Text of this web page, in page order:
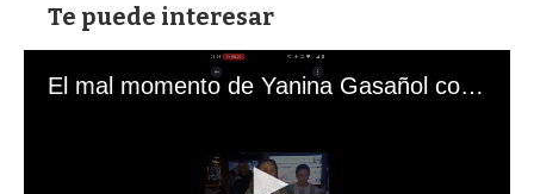
Te puede interesar
El mal momento de Yanina Gasañol con un hincha argentino en "Subrayado"